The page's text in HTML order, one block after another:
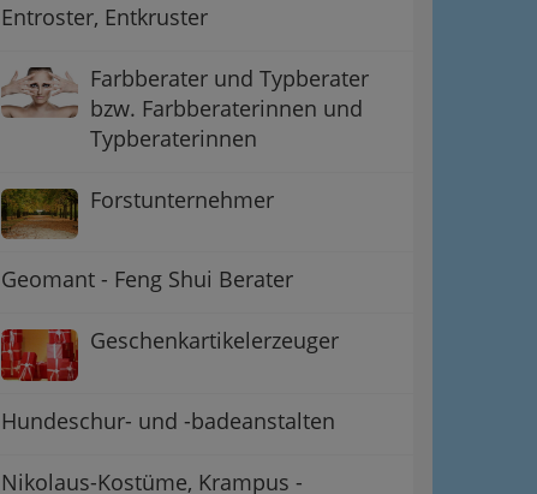
Entroster, Entkruster
Farbberater und Typberater
bzw. Farbberaterinnen und
Typberaterinnen
Forstunternehmer
Geomant - Feng Shui Berater
Geschenkartikelerzeuger
Hundeschur- und -badeanstalten
Nikolaus-Kostüme, Krampus -